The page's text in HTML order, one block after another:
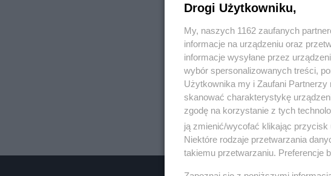
Drogi Użytkowniku,
My, naszych 1162 zaufanych
informacje na urządzeniu oraz
informacje wysyłane przez
wybór spersonalizowanych treści,
Użytkownika my i Zaufani
skanować charakterystykę
zgodę na korzystanie z tych
ją zmienić/wycofać klikając
Niektóre rodzaje przetwarzania
takiemu przetwarzaniu. Preferencje